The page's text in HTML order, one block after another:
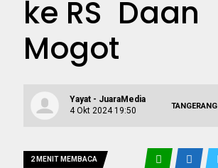
ke RS Daan
Mogot
Yayat - JuaraMedia
4 Okt 2024 19:50
TANGERANG
2 MENIT MEMBACA